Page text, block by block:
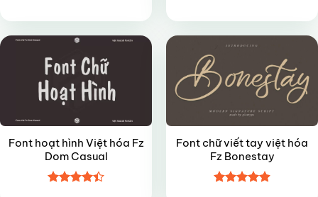
hạng55
hạng4.85
Font hoạt hình Việt hóa Fz
Dom Casual
Font chữ viết tay việt hóa
Fz Bonestay